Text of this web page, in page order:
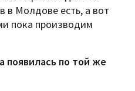
в Молдове есть, а вот
пока производим
появилась по той же